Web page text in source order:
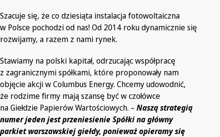
Szacuje się, że co dziesiąta instalacja fotowoltaiczna
w Polsce pochodzi od nas! Od 2014 roku dynamicznie się
rozwijamy, a razem z nami rynek.
Stawiamy na polski kapitał, odrzucając współpracę
z zagranicznymi spółkami, które proponowały nam
objęcie akcji w Columbus Energy. Chcemy udowodnić,
że rodzime firmy mają szansę być w czołówce
na Giełdzie Papierów Wartościowych. – Naszą strategią
numer jeden jest przeniesienie Spółki na główny
parkiet warszawskiej giełdy, ponieważ opieramy się